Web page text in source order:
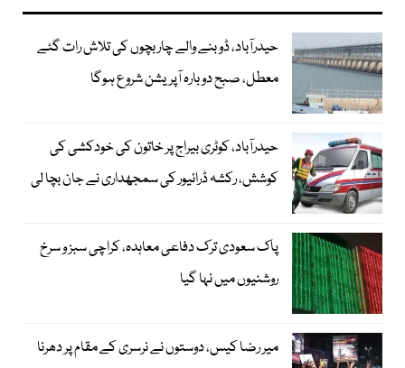
حیدرآباد، ڈوبنے والے چار بچوں کی تلاش رات گئے
معطل، صبح دوبارہ آپریشن شروع ہوگا
حیدرآباد، کوٹری بیراج پر خاتون کی خودکشی کی
کوشش، رکشہ ڈرائیور کی سمجھداری نے جان بچا لی
پاک سعودی ترک دفاعی معاہدہ، کراچی سبز و سرخ
روشنیوں میں نہا گیا
میر رضا کیس، دوستوں نے نرسری کے مقام پر دھرنا